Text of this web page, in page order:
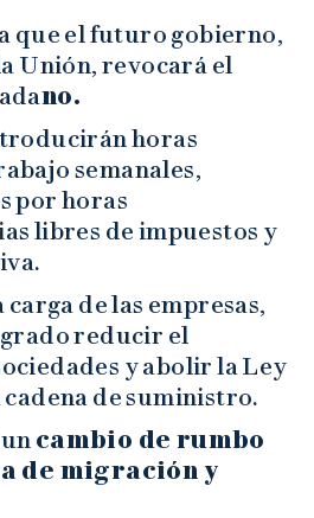
que el futuro gobierno,
Unión, revocará el
no.
horas
semanales,
por horas
libres de impuestos y
de las empresas,
reducir el
y abolir la Ley
de suministro.
cambio de rumbo
de migración y